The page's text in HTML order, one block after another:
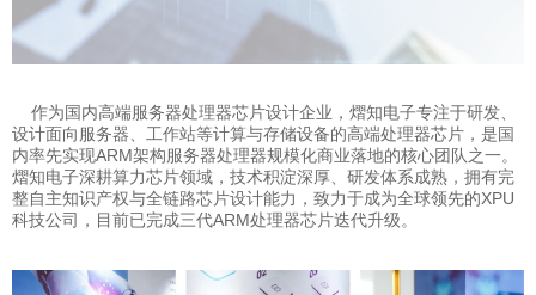
作为国内高端服务器处理器芯片设计企业，熠知电子专注于研发、
设计面向服务器、工作站等计算与存储设备的高端处理器芯片，是国
内率先实现ARM架构服务器处理器规模化商业落地的核心团队之一。
熠知电子深耕算力芯片领域，技术积淀深厚、研发体系成熟，拥有完
整自主知识产权与全链路芯片设计能力，致力于成为全球领先的XPU
科技公司，目前已完成三代ARM处理器芯片迭代升级。